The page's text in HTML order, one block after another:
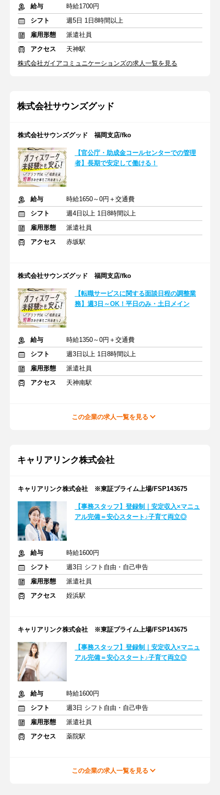
給与
時給1700円
シフト
週5日 1日8時間以上
雇用形態
派遣社員
アクセス
天神駅
株式会社ガイアコミュニケーションズの求人一覧を見る
株式会社サウンズグッド
株式会社サウンズグッド 福岡支店/fko
【官公庁・助成金コールセンターでの管理
者】長期で安定して働ける！
給与
時給1650～0円＋交通費
シフト
週4日以上 1日8時間以上
雇用形態
派遣社員
アクセス
赤坂駅
株式会社サウンズグッド 福岡支店/fko
【転職サービスに関する面談日程の調整業
務】週3日～OK！平日のみ・土日メイン
給与
時給1350～0円＋交通費
シフト
週3日以上 1日8時間以上
雇用形態
派遣社員
アクセス
天神南駅
この企業の求人一覧を見る
キャリアリンク株式会社
キャリアリンク株式会社 ※東証プライム上場/FSP143675
【事務スタッフ】登録制｜安定収入×マニュ
アル完備＝安心スタート♪子育て両立◎
給与
時給1600円
シフト
週3日 シフト自由・自己申告
雇用形態
派遣社員
アクセス
姪浜駅
キャリアリンク株式会社 ※東証プライム上場/FSP143675
【事務スタッフ】登録制｜安定収入×マニュ
アル完備＝安心スタート♪子育て両立◎
給与
時給1600円
シフト
週3日 シフト自由・自己申告
雇用形態
派遣社員
アクセス
薬院駅
この企業の求人一覧を見る